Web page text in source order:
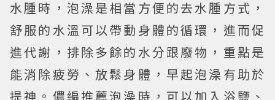
水腫時，泡澡是相當方便的去水腫方式，
舒服的水溫可以帶動身體的循環，進而促
進代謝，排除多餘的水分跟廢物，重點是
能消除疲勞、放鬆身體，早起泡澡有助於
提神。儂編推薦泡澡時，可以加入浴鹽、